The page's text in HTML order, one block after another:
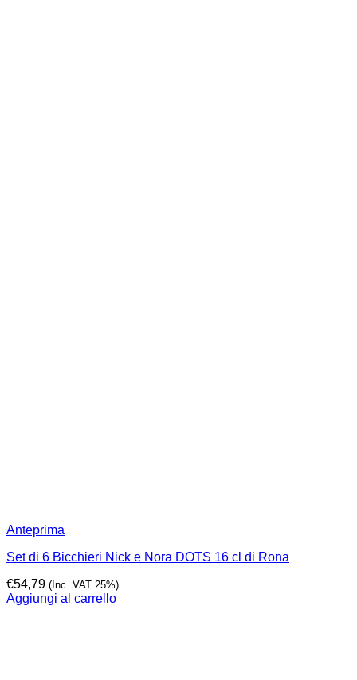
Anteprima
Set di 6 Bicchieri Nick e Nora DOTS 16 cl di Rona
€54,79 (Inc. VAT 25%)
Aggiungi al carrello